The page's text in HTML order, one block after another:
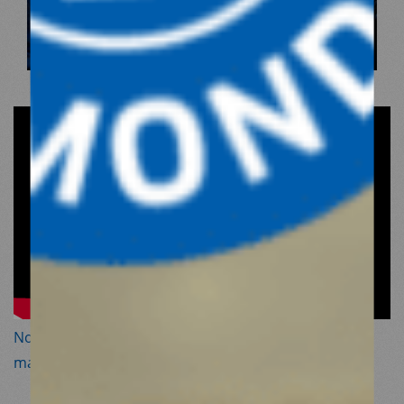
Nos actions dans la ville de Jinderes en Syrie,
massivement détruite par les séismes.